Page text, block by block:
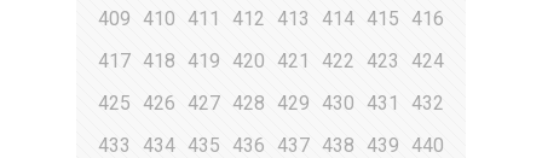
409
410 411 412 413 414 415
416
417 418 419 420 421 422 423
424
425
426 427 428 429 430 431
432
433
434 435 436 437 438 439
440